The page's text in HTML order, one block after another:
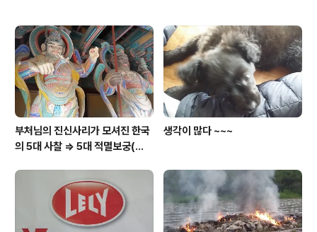
부처님의 진신사리가 모셔진 한국
의 5대 사찰 => 5대 적멸보궁(寂
생각이 많다 ~~~